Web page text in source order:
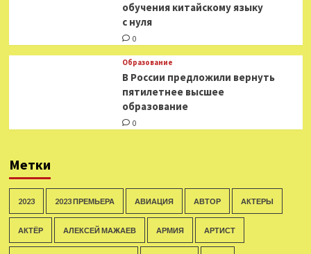
обучения китайскому языку
с нуля
0
Образование
В России предложили вернуть
пятилетнее высшее
образование
0
Метки
2023 2023 ПРЕМЬЕРА АВИАЦИЯ АВТОР АКТЕРЫ
АКТЁР АЛЕКСЕЙ МАЖАЕВ АРМИЯ АРТИСТ